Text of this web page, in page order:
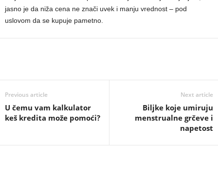
jasno je da niža cena ne znači uvek i manju vrednost – pod
uslovom da se kupuje pametno.
Previous article
U čemu vam kalkulator
keš kredita može pomoći?
Next article
Biljke koje umiruju
menstrualne grčeve i
napetost